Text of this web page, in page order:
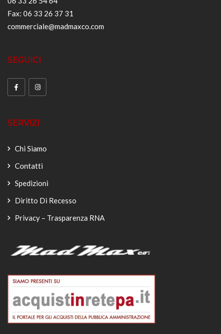
Fax: 06 33 26 37 31
commerciale@madmaxco.com
SEGUICI
SERVIZI
Chi Siamo
Contatti
Spedizioni
Diritto Di Recesso
Privacy – Trasparenza RNA